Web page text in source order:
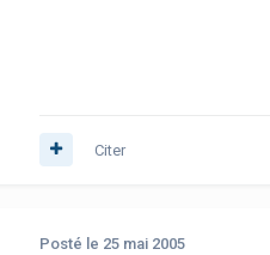
Citer
Posté le 25 mai 2005